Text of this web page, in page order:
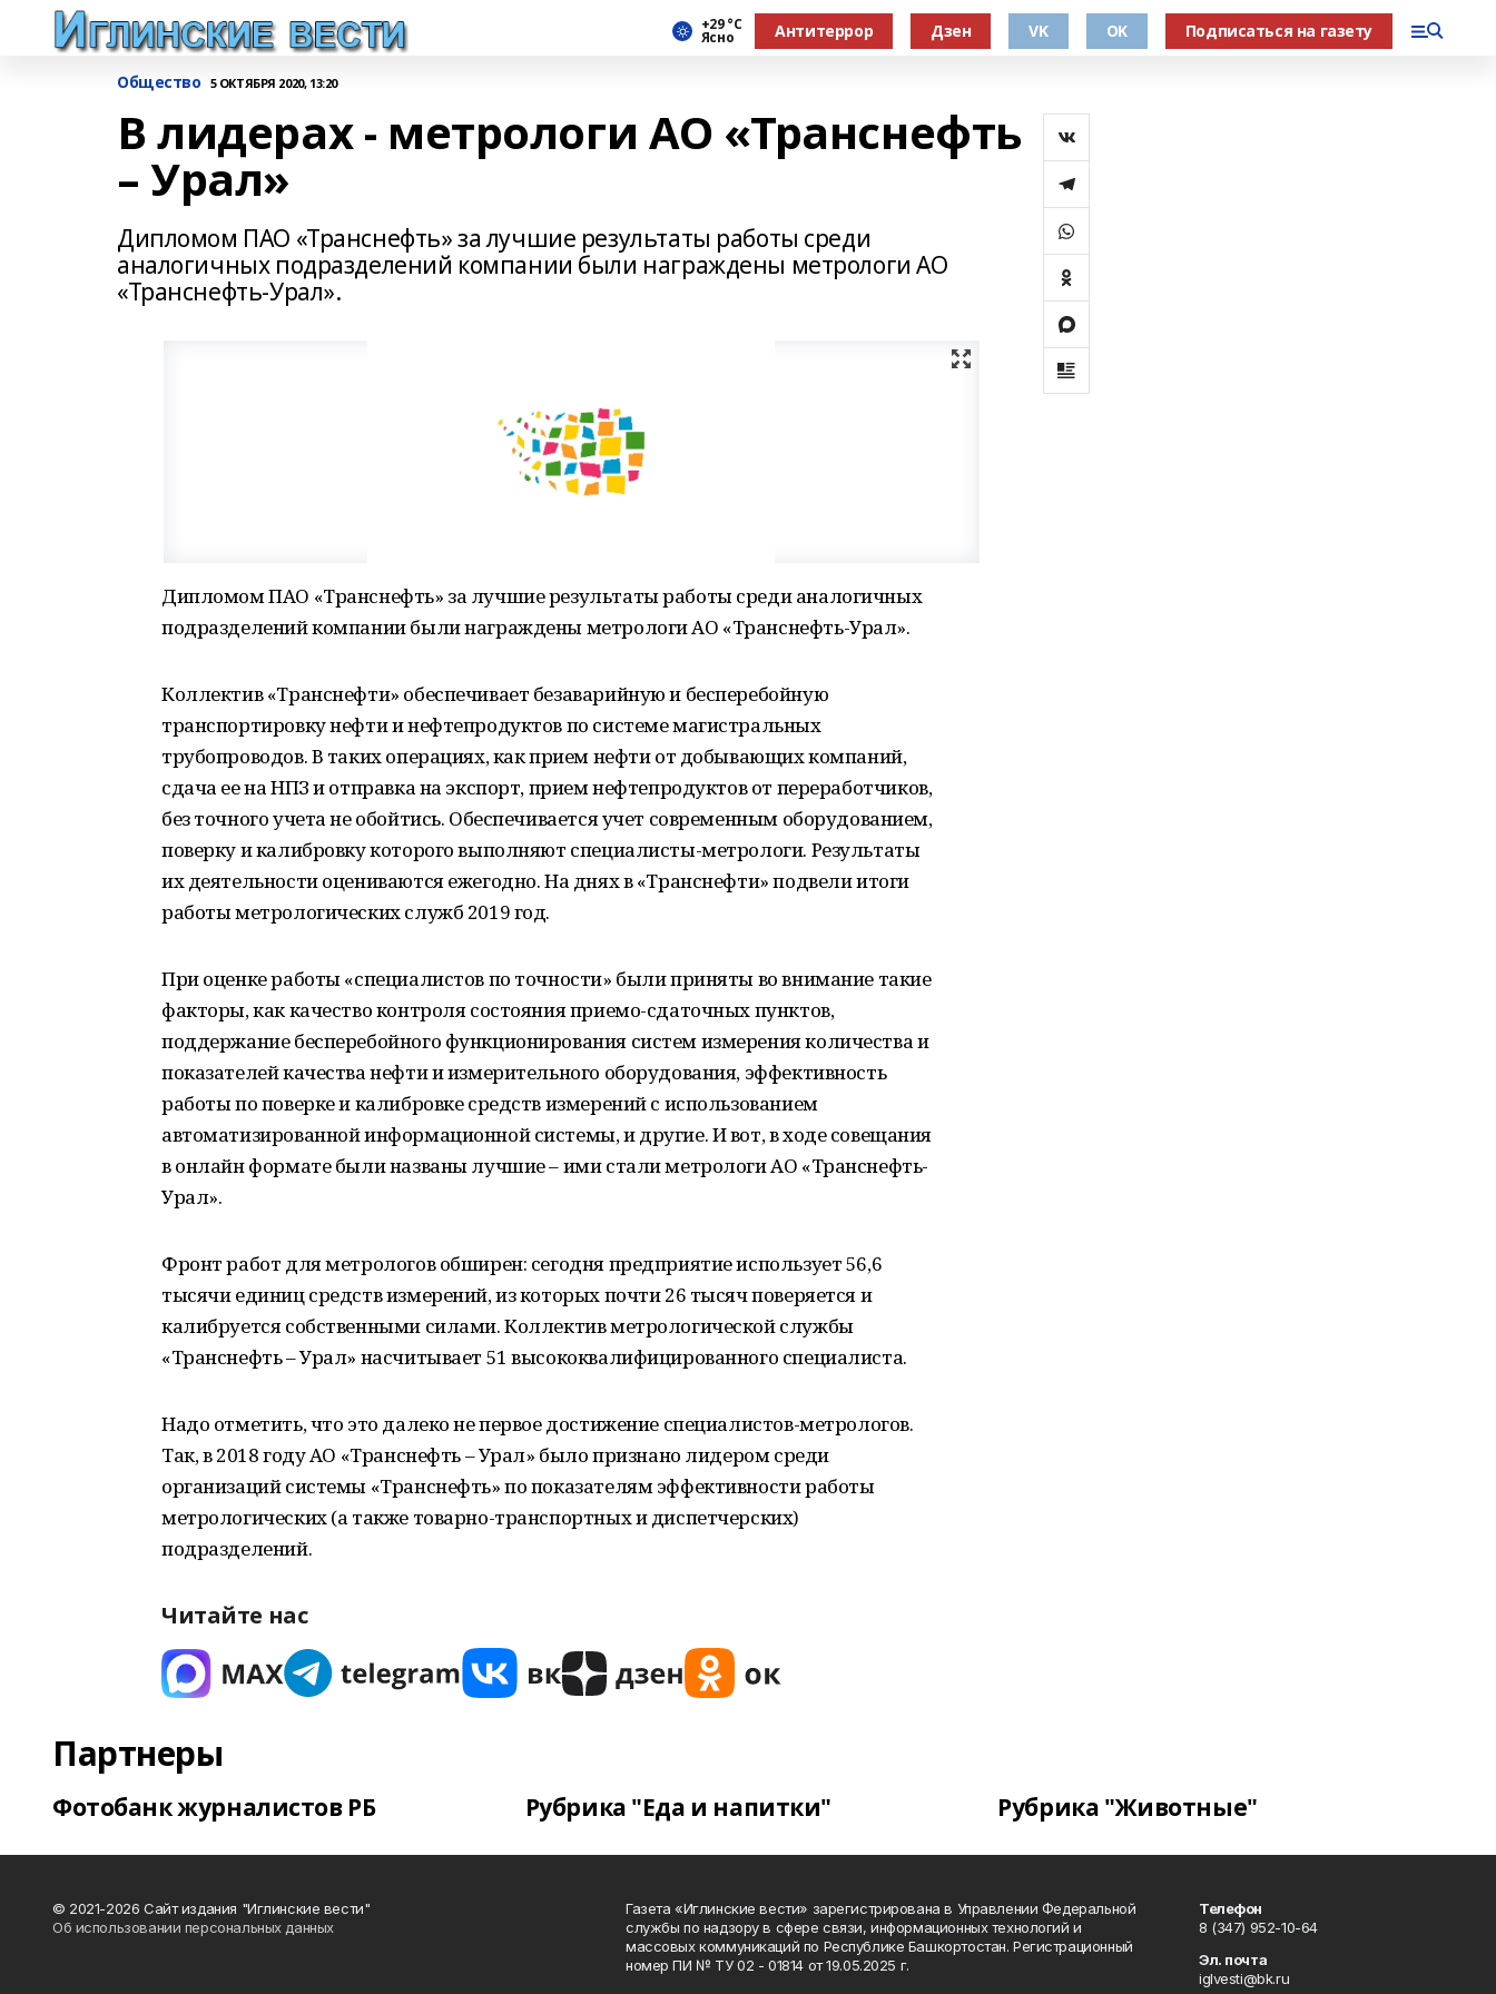
+29 °С
Ясно Антитеррор Дзен VK OK Подписаться на газету
Общество 5 ОКТЯБРЯ 2020, 13:20
В лидерах - метрологи АО «Транснефть
– Урал»
Дипломом ПАО «Транснефть» за лучшие результаты работы среди
аналогичных подразделений компании были награждены метрологи АО
«Транснефть-Урал».
Дипломом ПАО «Транснефть» за лучшие результаты работы среди аналогичных
подразделений компании были награждены метрологи АО «Транснефть-Урал».
Коллектив «Транснефти» обеспечивает безаварийную и бесперебойную
транспортировку нефти и нефтепродуктов по системе магистральных
трубопроводов. В таких операциях, как прием нефти от добывающих компаний,
сдача ее на НПЗ и отправка на экспорт, прием нефтепродуктов от переработчиков,
без точного учета не обойтись. Обеспечивается учет современным оборудованием,
поверку и калибровку которого выполняют специалисты-метрологи. Результаты
их деятельности оцениваются ежегодно. На днях в «Транснефти» подвели итоги
работы метрологических служб 2019 год.
При оценке работы «специалистов по точности» были приняты во внимание такие
факторы, как качество контроля состояния приемо-сдаточных пунктов,
поддержание бесперебойного функционирования систем измерения количества и
показателей качества нефти и измерительного оборудования, эффективность
работы по поверке и калибровке средств измерений с использованием
автоматизированной информационной системы, и другие. И вот, в ходе совещания
в онлайн формате были названы лучшие – ими стали метрологи АО «Транснефть-
Урал».
Фронт работ для метрологов обширен: сегодня предприятие использует 56,6
тысячи единиц средств измерений, из которых почти 26 тысяч поверяется и
калибруется собственными силами. Коллектив метрологической службы
«Транснефть – Урал» насчитывает 51 высококвалифицированного специалиста.
Надо отметить, что это далеко не первое достижение специалистов-метрологов.
Так, в 2018 году АО «Транснефть – Урал» было признано лидером среди
организаций системы «Транснефть» по показателям эффективности работы
метрологических (а также товарно-транспортных и диспетчерских)
подразделений.
Читайте нас
Партнеры
Фотобанк журналистов РБ Рубрика "Еда и напитки" Рубрика "Животные"
© 2021-2026 Сайт издания "Иглинские вести"
Об использовании персональных данных
Газета «Иглинские вести» зарегистрирована в Управлении Федеральной
службы по надзору в сфере связи, информационных технологий и
массовых коммуникаций по Республике Башкортостан. Регистрационный
номер ПИ № ТУ 02 - 01814 от 19.05.2025 г.
Телефон
8 (347) 952-10-64
Эл. почта
iglvesti@bk.ru